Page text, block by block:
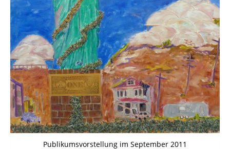
Publikumsvorstellung im September 2011